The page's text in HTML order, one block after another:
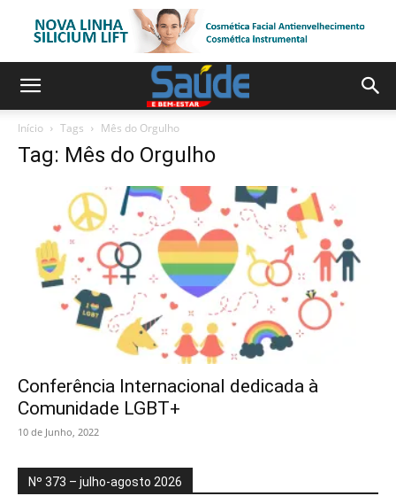
Início Tags Mês do Orgulho
Tag: Mês do Orgulho
Conferência Internacional dedicada à
Comunidade LGBT+
10 de Junho, 2022
Nº 373 – julho-agosto 2026